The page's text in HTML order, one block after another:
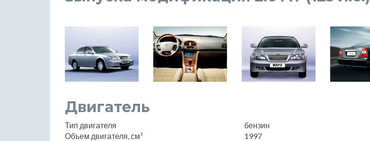
Двигатель
Тип двигателя
бензин
Объем двигателя, см³
1997